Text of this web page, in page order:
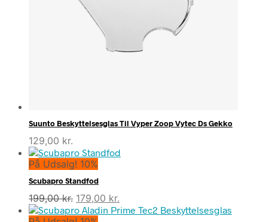
Suunto Beskyttelsesglas Til Vyper Zoop Vytec Ds Gekko
129,00 kr.
På Udsalg! 10%
Scubapro Standfod
199,00kr. Den
oprindelige
179,00 kr.
aktuelle